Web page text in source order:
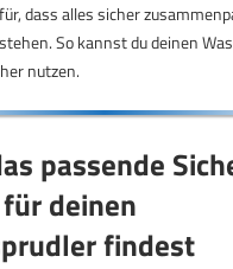
dass alles sicher
So kannst du deinen
nutzen.
passende
deinen
findest